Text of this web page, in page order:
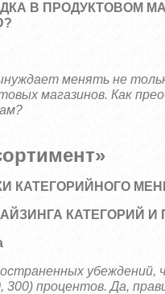
В ПРОДУКТОВОМ
менять не
магазинов. Как
КАТЕГОРИЙНОГО
КАТЕГОРИЙ И
убеждений,
процентов. Да,